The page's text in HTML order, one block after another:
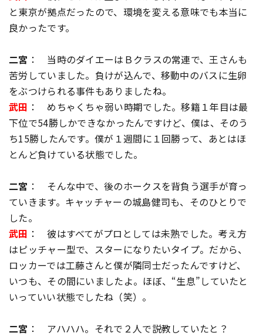
と東京が拠点だったので、環境を変える意味でも本当に
良かったです。
二宮 ： 当時のダイエーはＢクラスの常連で、王さんも
苦労していました。負けが込んで、移動中のバスに生卵
をぶつけられる事件もありましたね。
武田 ： めちゃくちゃ弱い時期でした。移籍１年目は最
下位で54勝しかできなかったんですけど、僕は、そのう
ち15勝したんです。僕が１週間に１回勝って、あとはほ
とんど負けている状態でした。
二宮 ： そんな中で、後のホークスを背負う選手が育っ
ていきます。キャッチャーの城島健司も、そのひとりで
した。
武田 ： 彼はすべてがプロとしては未熟でした。考え方
はピッチャー型で、スターになりたいタイプ。だから、
ロッカーでは工藤さんと僕が隣同士だったんですけど、
いつも、その間にいましたよ。ほぼ、“生息”していたと
いっていい状態でしたね（笑）。
二宮 ： アハハハ。それで２人で説教していたと？